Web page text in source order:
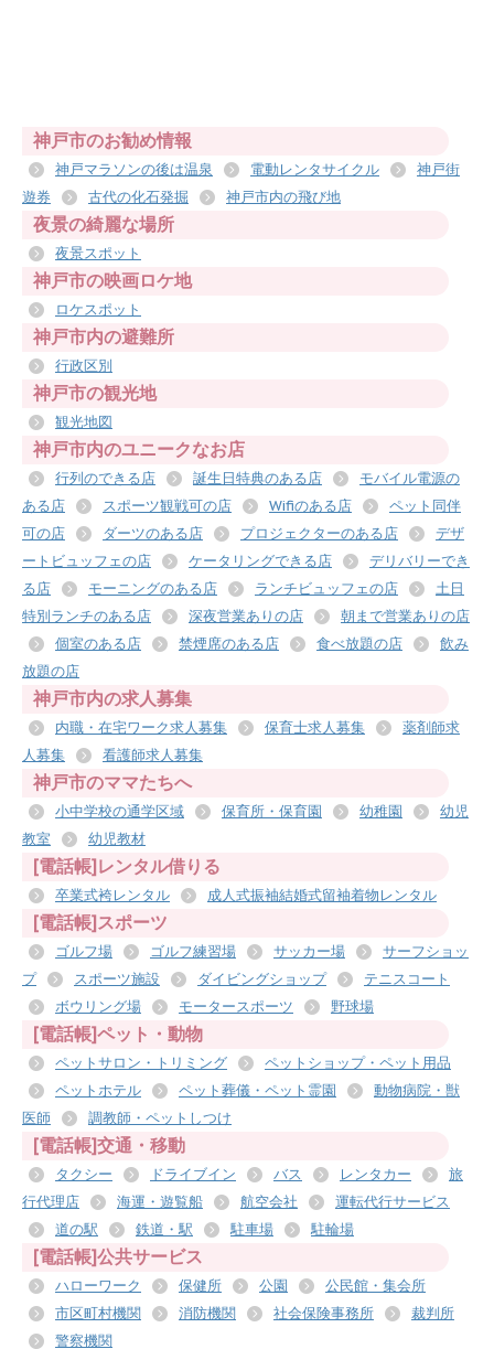
神戸市のお勧め情報
神戸マラソンの後は温泉 電動レンタサイクル
神戸街
遊券
古代の化石発掘 神戸市内の飛び地
夜景の綺麗な場所
夜景スポット
神戸市の映画ロケ地
ロケスポット
神戸市内の避難所
行政区別
神戸市の観光地
観光地図
神戸市内のユニークなお店
行列のできる店 誕生日特典のある店
モバイル電源の
ある店
スポーツ観戦可の店 Wifiのある店
ペット同伴
可の店
ダーツのある店 プロジェクターのある店
デザ
ートビュッフェの店
ケータリングできる店
デリバリーでき
る店
モーニングのある店 ランチビュッフェの店
土日
特別ランチのある店
深夜営業ありの店
朝まで営業ありの店
個室のある店
禁煙席のある店 食べ放題の店
飲み
放題の店
神戸市内の求人募集
内職・在宅ワーク求人募集 保育士求人募集
薬剤師求
人募集
看護師求人募集
神戸市のママたちへ
小中学校の通学区域 保育所・保育園 幼稚園
幼児
教室
幼児教材
[電話帳]レンタル借りる
卒業式袴レンタル 成人式振袖結婚式留袖着物レンタル
[電話帳]スポーツ
ゴルフ場 ゴルフ練習場 サッカー場
サーフショッ
プ
スポーツ施設 ダイビングショップ
テニスコート
ボウリング場
モータースポーツ 野球場
[電話帳]ペット・動物
ペットサロン・トリミング
ペットショップ・ペット用品
ペットホテル
ペット葬儀・ペット霊園
動物病院・獣
医師
調教師・ペットしつけ
[電話帳]交通・移動
タクシー ドライブイン バス レンタカー
旅
行代理店
海運・遊覧船 航空会社
運転代行サービス
道の駅
鉄道・駅 駐車場 駐輪場
[電話帳]公共サービス
ハローワーク 保健所 公園
公民館・集会所
市区町村機関
消防機関 社会保険事務所
裁判所
警察機関